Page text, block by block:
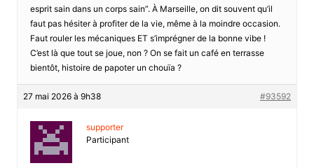
esprit sain dans un corps sain”. À Marseille, on dit souvent qu’il
faut pas hésiter à profiter de la vie, même à la moindre occasion.
Faut rouler les mécaniques ET s’imprégner de la bonne vibe !
C’est là que tout se joue, non ? On se fait un café en terrasse
bientôt, histoire de papoter un chouïa ?
27 mai 2026 à 9h38 #93592
supporter
Participant